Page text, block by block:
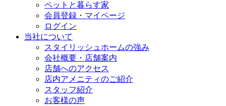
ペットと暮らす家
会員登録・マイページ
ログイン
当社について
スタイリッシュホームの強み
会社概要・店舗案内
店舗へのアクセス
店内アメニティのご紹介
スタッフ紹介
お客様の声